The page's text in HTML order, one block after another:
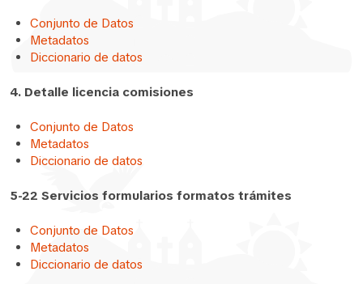
Conjunto de Datos
Metadatos
Diccionario de datos
4. Detalle licencia comisiones
Conjunto de Datos
Metadatos
Diccionario de datos
5-22 Servicios formularios formatos trámites
Conjunto de Datos
Metadatos
Diccionario de datos